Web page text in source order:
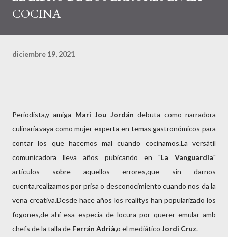
COCINA
diciembre 19, 2021
Periodista,y amiga Mari Jou Jordán debuta como narradora
culinaría.vaya como mujer experta en temas gastronómicos para
contar los que hacemos mal cuando cocinamos.La versátil
comunicadora lleva años pubicando en "La Vanguardia"
artículos sobre aquellos errores,que sin darnos
cuenta,realizamos por prisa o desconocimiento cuando nos da la
vena creativa.Desde hace años los realitys han popularizado los
fogones,de ahí esa especia de locura por querer emular amb
chefs de la talla de Ferrán Adrià,o el mediático Jordi Cruz.